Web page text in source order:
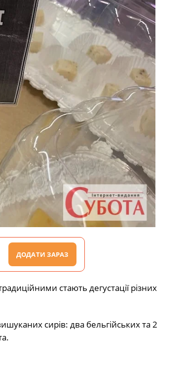
ДОДАТИ ЗАРАЗ
стають дегустації різних
сирів: два бельгійських та 2